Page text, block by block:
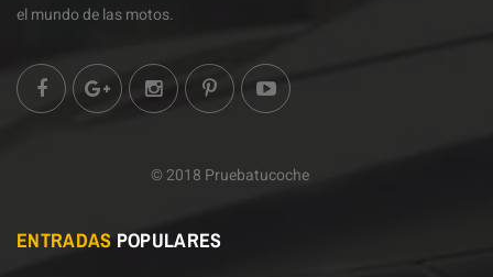
el mundo de las motos.
© 2018 Pruebatucoche
ENTRADAS POPULARES